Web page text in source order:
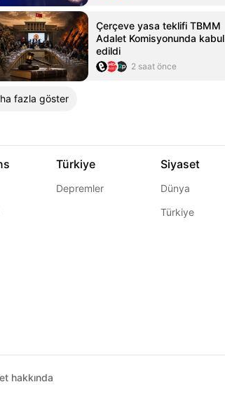
Çerçeve yasa teklifi TBMM
Adalet Komisyonunda kabul
edildi
2 saat önce
fazla göster
Türkiye
Depremler
Siyaset
Dünya
Türkiye
hakkında